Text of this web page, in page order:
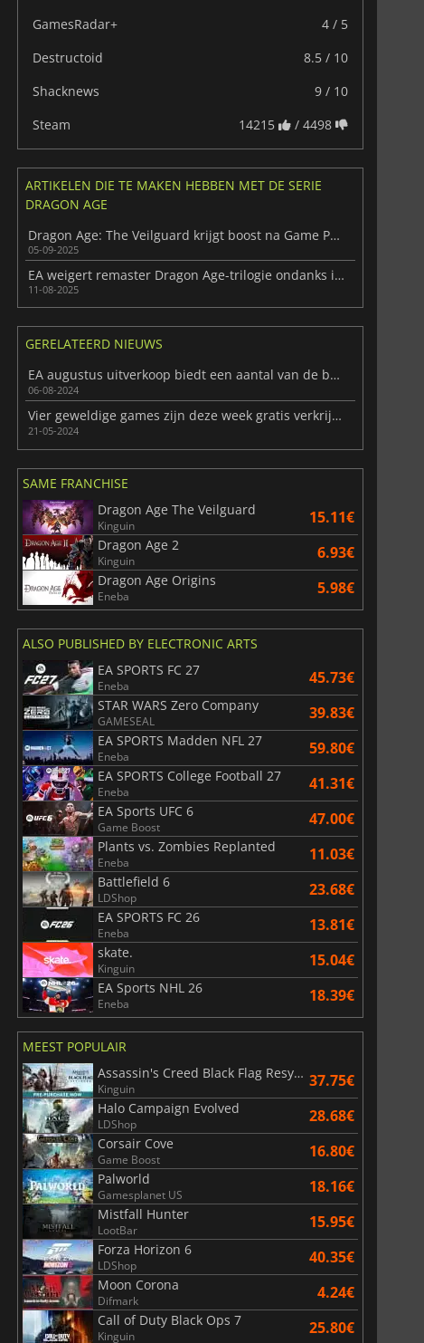
20.15
Civilization 7
20.61
Borderlands 4
GamesRadar+
4 / 5
Destructoid
8.5 / 10
Shacknews
9 / 10
Steam
14215 / 4498
ARTIKELEN DIE TE MAKEN HEBBEN MET DE SERIE
DRAGON AGE
Dragon Age: The Veilguard krijgt boost na Game Pass-release
05-09-2025
EA weigert remaster Dragon Age-trilogie ondanks interesse
11-08-2025
GERELATEERD NIEUWS
EA augustus uitverkoop biedt een aantal van de beste kortingen op veel fan-favoriete franchises
06-08-2024
Vier geweldige games zijn deze week gratis verkrijgbaar op PC
21-05-2024
SAME FRANCHISE
Dragon Age The Veilguard
Kinguin 15.11€
Dragon Age 2
Kinguin 6.93€
Dragon Age Origins
Eneba 5.98€
ALSO PUBLISHED BY ELECTRONIC ARTS
EA SPORTS FC 27
Eneba 45.73€
STAR WARS Zero Company
GAMESEAL 39.83€
EA SPORTS Madden NFL 27
Eneba 59.80€
EA SPORTS College Football 27
Eneba 41.31€
EA Sports UFC 6
Game Boost 47.00€
Plants vs. Zombies Replanted
Eneba 11.03€
Battlefield 6
LDShop 23.68€
EA SPORTS FC 26
Eneba 13.81€
skate.
Kinguin 15.04€
EA Sports NHL 26
Eneba 18.39€
MEEST POPULAIR
Assassin's Creed Black Flag Resynced
Kinguin 37.75€
Halo Campaign Evolved
LDShop 28.68€
Corsair Cove
Game Boost 16.80€
Palworld
Gamesplanet US 18.16€
Mistfall Hunter
LootBar 15.95€
Forza Horizon 6
LDShop 40.35€
Moon Corona
Difmark 4.24€
Call of Duty Black Ops 7
Kinguin 25.80€